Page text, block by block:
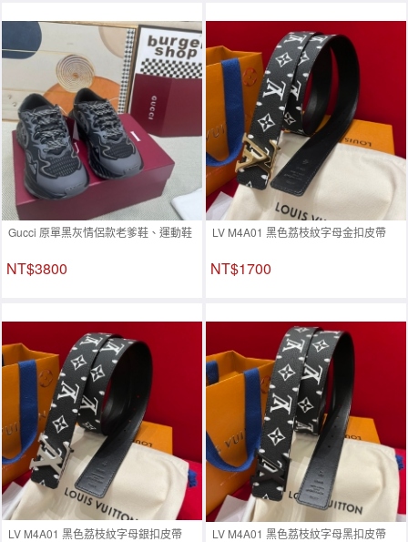
Gucci 原單黑灰情侶款老爹鞋、運動鞋
NT$3800
LV M4A01 黑色荔枝紋字母金扣皮帶
NT$1700
LV M4A01 黑色荔枝紋字母銀扣皮帶 LV M4A01 黑色荔枝紋字母黑扣皮帶